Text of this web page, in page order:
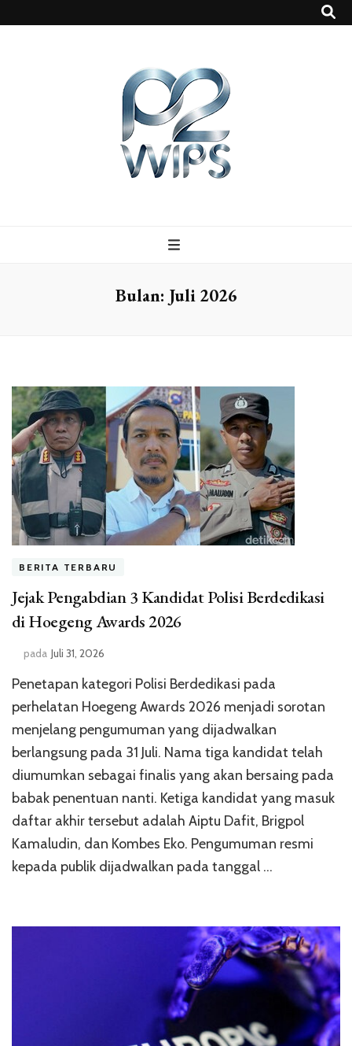
Bulan: Juli 2026
BERITA TERBARU
Jejak Pengabdian 3 Kandidat Polisi Berdedikasi
di Hoegeng Awards 2026
pada Juli 31, 2026
Penetapan kategori Polisi Berdedikasi pada
perhelatan Hoegeng Awards 2026 menjadi sorotan
menjelang pengumuman yang dijadwalkan
berlangsung pada 31 Juli. Nama tiga kandidat telah
diumumkan sebagai finalis yang akan bersaing pada
babak penentuan nanti. Ketiga kandidat yang masuk
daftar akhir tersebut adalah Aiptu Dafit, Brigpol
Kamaludin, dan Kombes Eko. Pengumuman resmi
kepada publik dijadwalkan pada tanggal …